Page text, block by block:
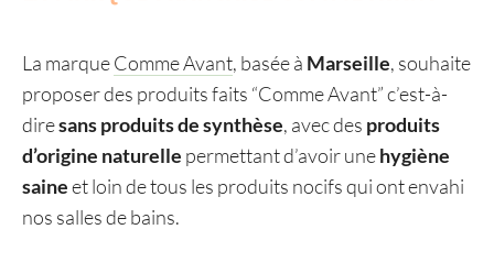
La marqueComme Avant, basée à Marseille, souhaite
proposer des produits faits “Comme Avant” c’est-à-
diresans produits de synthèse, avec des produits
d’origine naturelle permettant d’avoir unehygiène
saineet loin de tous les produits nocifs qui ont envahi
nos salles de bains.